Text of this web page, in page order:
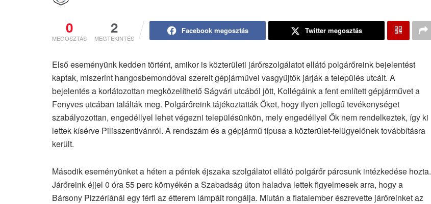
0
MEGOSZTÁS
2
MEGTEKINTÉS
Facebook megosztás Twitter megosztás
Első eseményünk kedden történt, amikor is közterületi járőrszolgálatot ellátó polgárőreink bejelentést
kaptak, miszerint hangosbemondóval szerelt gépjárművel vasgyűjtők járják a település utcáit. A
bejelentés a korlátozottan megközelíthető Ságvári utcából jött, Kollégáink a fent említett gépjárművet a
Fenyves utcában találták meg. Polgárőreink tájékoztatták Őket, hogy ilyen jellegű tevékenységet
szabályozottan, engedéllyel lehet végezni településünkön, mely engedéllyel Ők nem rendelkeztek, így ki
lettek kísérve Pilisszentivánról. A rendszám és a gépjármű típusa a közterület-felügyelőnek továbbításra
került.
Második eseményünket a héten a péntek éjszaka szolgálatot ellátó polgárőr párosunk intézkedése hozta.
Járőreink éjjel 0 óra 55 perc környékén a Szabadság úton haladva lettek figyelmesek arra, hogy a
Bársony Pizzériánál egy férfi az étterem lámpáit rongálja. Miután a fiatalember észrevette járőreinket az